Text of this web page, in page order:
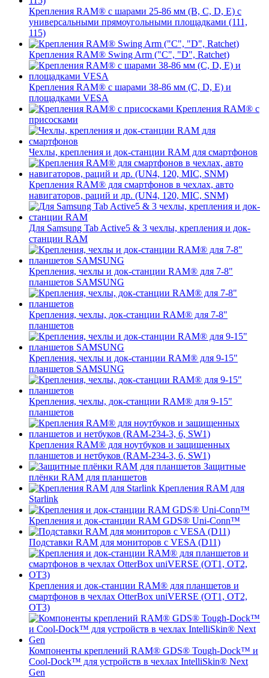
Крепления RAM® с шарами 25-86 мм (B, C, D, E) с
универсальными прямоугольными площадками (111,
115)
Крепления RAM® Swing Arm ("C", "D", Ratchet)
Крепления RAM® с шарами 38-86 мм (C, D, E) и
площадками VESA
Крепления RAM® с
присосками
Чехлы, крепления и док-станции RAM для смартфонов
Крепления RAM® для смартфонов в чехлах, авто
навигаторов, раций и др. (UN4, 120, MIC, SNM)
Для Samsung Tab Active5 & 3 чехлы, крепления и док-
станции RAM
Крепления, чехлы и док-станции RAM® для 7-8"
планшетов SAMSUNG
Крепления, чехлы, док-станции RAM® для 7-8"
планшетов
Крепления, чехлы и док-станции RAM® для 9-15"
планшетов SAMSUNG
Крепления, чехлы, док-станции RAM® для 9-15"
планшетов
Крепления RAM® для ноутбуков и защищенных
планшетов и нетбуков (RAM-234-3, 6, SW1)
Защитные
плёнки RAM для планшетов
Крепления RAM для
Starlink
Крепления и док-станции RAM GDS® Uni-Conn™
Подставки RAM для мониторов с VESA (D11)
Крепления и док-станции RAM® для планшетов и
смартфонов в чехлах OtterBox uniVERSE (OT1, OT2,
OT3)
Компоненты креплений RAM® GDS® Tough-Dock™ и
Cool-Dock™ для устройств в чехлах IntelliSkin® Next
Gen